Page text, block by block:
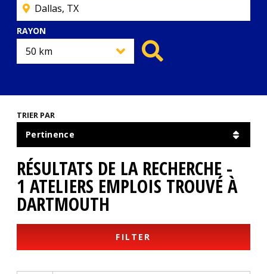
RAYON
TRIER PAR
RÉSULTATS DE LA RECHERCHE -
1 ATELIERS EMPLOIS TROUVÉ À
DARTMOUTH
FILTER